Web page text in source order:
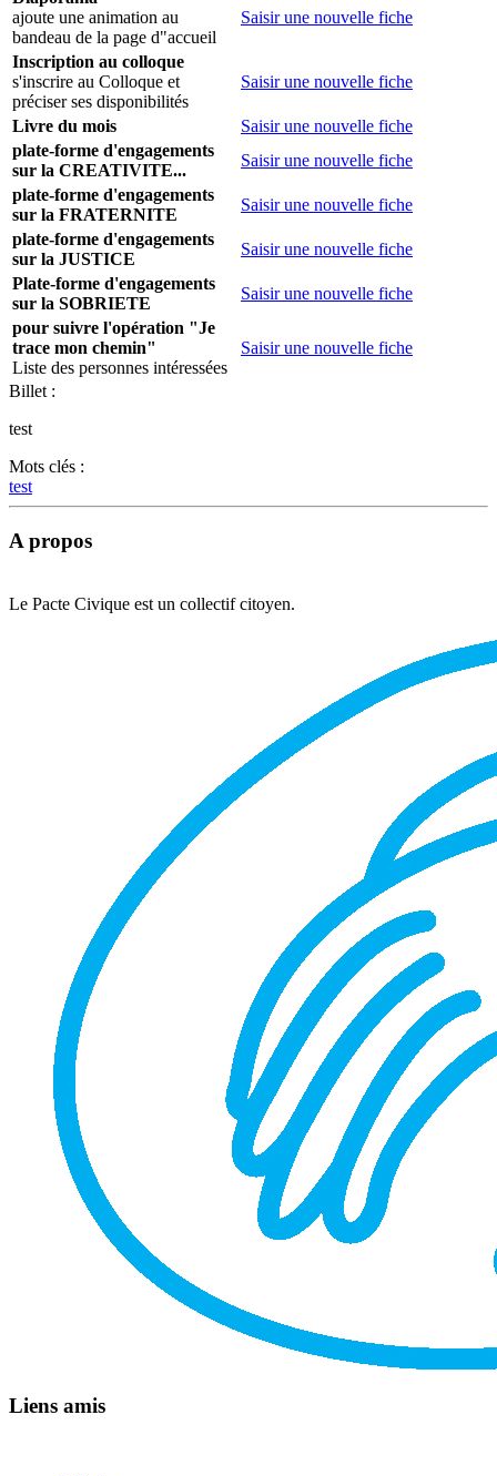
ajoute une animation au
bandeau de la page d"accueil
Saisir une nouvelle fiche
Inscription au colloque
s'inscrire au Colloque et
préciser ses disponibilités
Saisir une nouvelle fiche
Livre du mois
Saisir une nouvelle fiche
plate-forme d'engagements
sur la CREATIVITE...
Saisir une nouvelle fiche
plate-forme d'engagements
sur la FRATERNITE
Saisir une nouvelle fiche
plate-forme d'engagements
sur la JUSTICE
Saisir une nouvelle fiche
Plate-forme d'engagements
sur la SOBRIETE
Saisir une nouvelle fiche
pour suivre l'opération "Je
trace mon chemin"
Liste des personnes intéressées
Saisir une nouvelle fiche
Billet :
test
Mots clés :
test
A propos
Le Pacte Civique est un collectif citoyen.
Liens amis